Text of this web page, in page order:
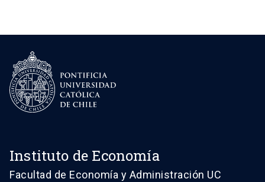
Instituto de Economía
Facultad de Economía y Administración UC